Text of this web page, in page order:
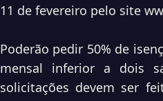
11 de fevereiro pelo site
Poderão pedir 50% de
mensal inferior a dois
solicitações devem ser